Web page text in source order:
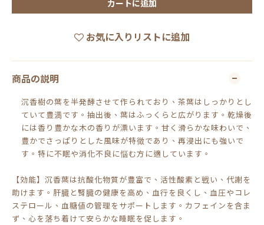
カートに追加
お気に入りリストに追加
商品の説明
沉香樹の葉を半発酵させて作られており、茶葉はしっかりとし
ていて豊満です。抽出後、葉はふっくらと広がります。乾燥後
には香り豊かな木の香りが漂います。甘く滑らかな味わいで、
豊かでさっぱりとした風味が特徴であり、再浸出にも強いで
す。特に不眠や消化不良に悩む方に適しています。
【効能】 沉香葉は抗酸化物質が豊富で、活性酸素と戦い、代謝を
助けます。肝臓と腎臓の健康を高め、血行を良くし、血圧やコレ
ステロール、血糖値の管理をサポートします。カフェインを含ま
ず 、心を落ち着 けて安らかな睡眠を促 します 。